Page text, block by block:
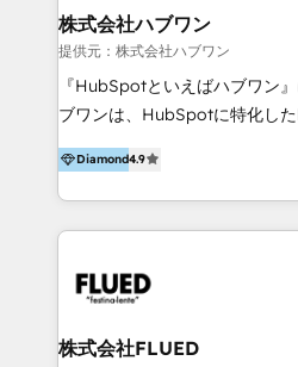
HubSpot come fornitore
tra il CRM e altri sistemi
AS400, TeamSystem. HubSpot ci ha riconosciuto
come formatori ufficiali per
50% più alto tra i nostri clienti
aziende. Lavoriamo con aziende B2B tra i 5 e i 35
massimizzare il ritorno sugli
株式会社ハブワン
提供元：株式会社ハブワン
『HubSpotといえばハブワン』
ブワンは、HubSpotに特化し
ーコードCMS構築、CRM／MA
システムAPI連携・開発、営業
クセス体制の設計まで、ワン
制を整えています。 HubSpotの導入支援だけでなく、
ナリオ設計まで含めてご提案
と。それが、ハブワンのスタンスで
Diamond4.9
株式会社FLUED